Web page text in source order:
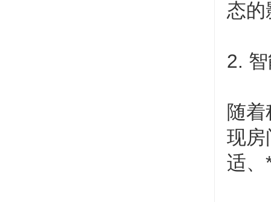
态的
2.
随
现房
适、